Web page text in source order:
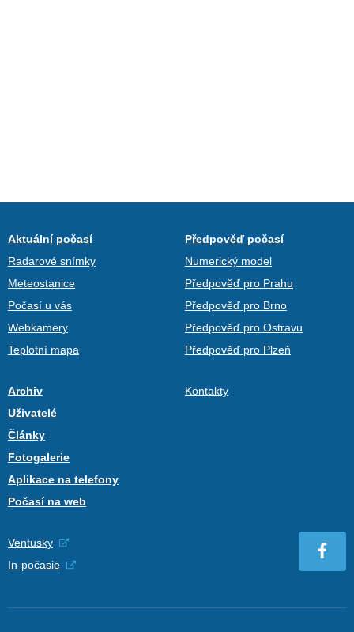
Aktuální počasí
Radarové snímky
Meteostanice
Počasí u vás
Webkamery
Teplotní mapa
Předpověď počasí
Numerický model
Předpověď pro Prahu
Předpověď pro Brno
Předpověď pro Ostravu
Předpověď pro Plzeň
Archiv
Uživatelé
Články
Fotogalerie
Aplikace na telefony
Počasí na web
Kontakty
Ventusky
In-počasie